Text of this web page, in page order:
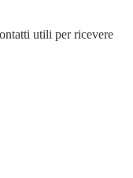
utili per ricevere